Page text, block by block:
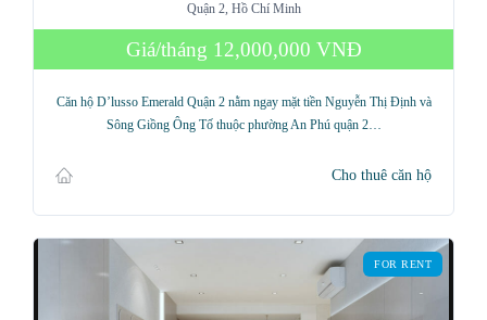
Quận 2, Hồ Chí Minh
Giá/tháng 12,000,000 VNĐ
Căn hộ D’lusso Emerald Quận 2 nằm ngay mặt tiền Nguyễn Thị Định và
Sông Giồng Ông Tố thuộc phường An Phú quận 2…
Cho thuê căn hộ
FOR RENT
Log in
Don't have an account?Sign Up
Username